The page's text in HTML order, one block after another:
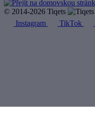
© 2014-2026 Tiqets
Instagram
TikTok